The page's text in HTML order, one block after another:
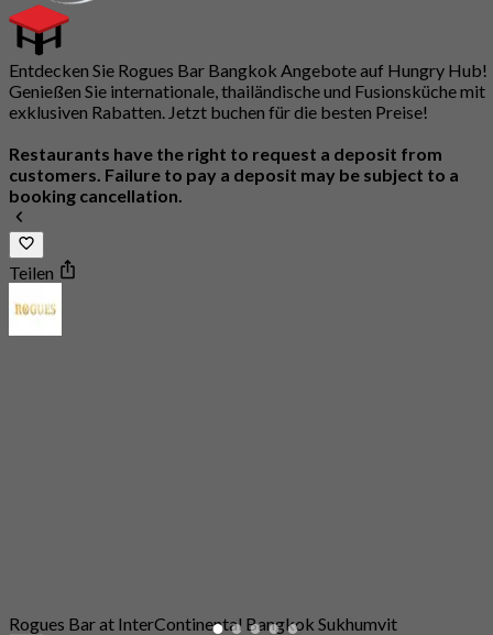
Entdecken Sie Rogues Bar Bangkok Angebote auf Hungry Hub!
Genießen Sie internationale, thailändische und Fusionsküche mit
exklusiven Rabatten. Jetzt buchen für die besten Preise!
Restaurants have the right to request a deposit from
customers. Failure to pay a deposit may be subject to a
booking cancellation.
Teilen
Rogues Bar at InterContinental Bangkok Sukhumvit